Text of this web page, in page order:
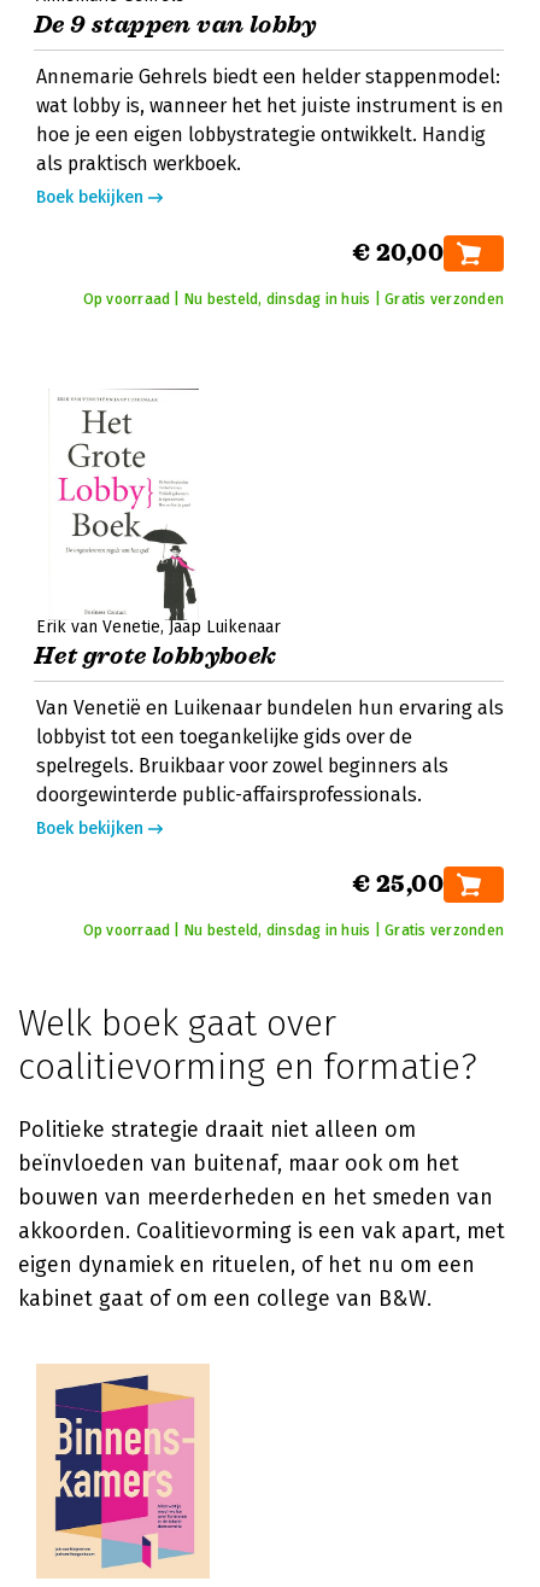
De 9 stappen van lobby
Annemarie Gehrels biedt een helder stappenmodel:
wat lobby is, wanneer het het juiste instrument is en
hoe je een eigen lobbystrategie ontwikkelt. Handig
als praktisch werkboek.
Boek bekijken
€ 20,00
Op voorraad | Nu besteld, dinsdag in huis | Gratis verzonden
Erik van Venetië Jaap Luikenaar
Het grote lobbyboek
Van Venetië en Luikenaar bundelen hun ervaring als
lobbyist tot een toegankelijke gids over de
spelregels. Bruikbaar voor zowel beginners als
doorgewinterde public-affairsprofessionals.
Boek bekijken
€ 25,00
Op voorraad | Nu besteld, dinsdag in huis | Gratis verzonden
Welk boek gaat over
coalitievorming en formatie?
Politieke strategie draait niet alleen om
beïnvloeden van buitenaf, maar ook om het
bouwen van meerderheden en het smeden van
akkoorden. Coalitievorming is een vak apart, met
eigen dynamiek en rituelen, of het nu om een
kabinet gaat of om een college van B&W.